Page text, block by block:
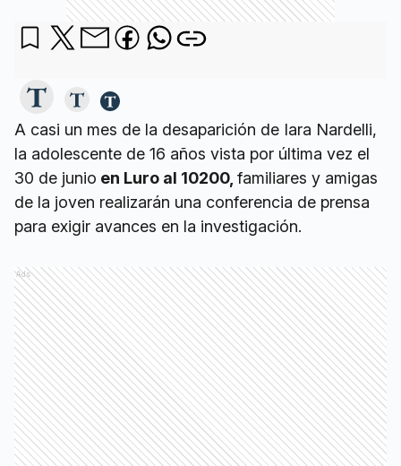
A casi un mes de la desaparición de Iara Nardelli,
la adolescente de 16 años vista por última vez el
30 de junio en Luro al 10200, familiares y amigas
de la joven realizarán una conferencia de prensa
para exigir avances en la investigación.
Ads